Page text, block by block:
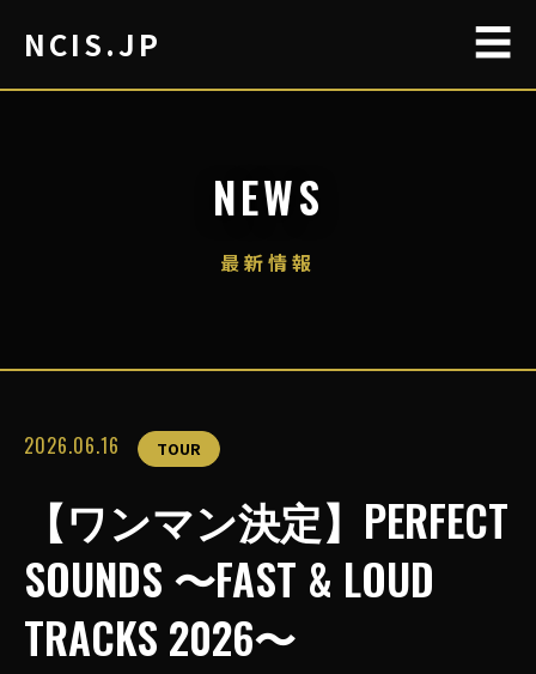
NCIS.JP ☰
NEWS
最新情報
2026.06.16 TOUR
【ワンマン決定】PERFECT
SOUNDS 〜FAST & LOUD
TRACKS 2026〜